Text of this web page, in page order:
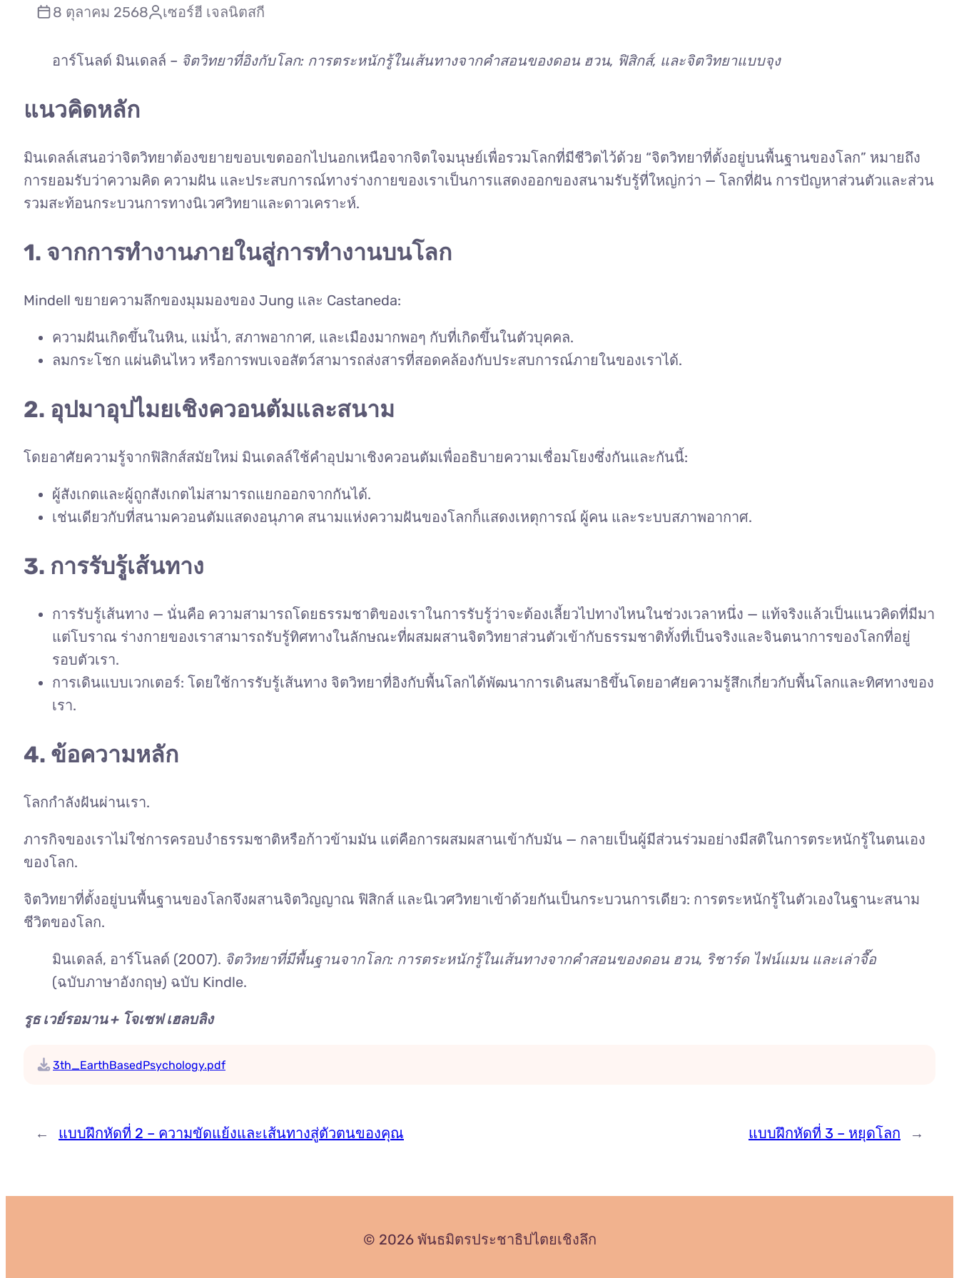
8 ตุลาคม 2568 เซอร์ฮี เจลนิตสกี
อาร์โนลด์ มินเดลล์ – จิตวิทยาที่อิงกับโลก: การตระหนักรู้ในเส้นทางจากคำสอนของดอน ฮวน, ฟิสิกส์, และจิตวิทยาแบบจุง
แนวคิดหลัก
มินเดลล์เสนอว่าจิตวิทยาต้องขยายขอบเขตออกไปนอกเหนือจากจิตใจมนุษย์เพื่อรวมโลกที่มีชีวิตไว้ด้วย “จิตวิทยาที่ตั้งอยู่บนพื้นฐานของโลก” หมายถึง
การยอมรับว่าความคิด ความฝัน และประสบการณ์ทางร่างกายของเราเป็นการแสดงออกของสนามรับรู้ที่ใหญ่กว่า — โลกที่ฝัน การปัญหาส่วนตัวและส่วน
รวมสะท้อนกระบวนการทางนิเวศวิทยาและดาวเคราะห์.
1. จากการทำงานภายในสู่การทำงานบนโลก
Mindell ขยายความลึกของมุมมองของ Jung และ Castaneda:
ความฝันเกิดขึ้นในหิน, แม่น้ำ, สภาพอากาศ, และเมืองมากพอๆ กับที่เกิดขึ้นในตัวบุคคล.
ลมกระโชก แผ่นดินไหว หรือการพบเจอสัตว์สามารถส่งสารที่สอดคล้องกับประสบการณ์ภายในของเราได้.
2. อุปมาอุปไมยเชิงควอนตัมและสนาม
โดยอาศัยความรู้จากฟิสิกส์สมัยใหม่ มินเดลล์ใช้คำอุปมาเชิงควอนตัมเพื่ออธิบายความเชื่อมโยงซึ่งกันและกันนี้:
ผู้สังเกตและผู้ถูกสังเกตไม่สามารถแยกออกจากกันได้.
เช่นเดียวกับที่สนามควอนตัมแสดงอนุภาค สนามแห่งความฝันของโลกก็แสดงเหตุการณ์ ผู้คน และระบบสภาพอากาศ.
3. การรับรู้เส้นทาง
การรับรู้เส้นทาง — นั่นคือ ความสามารถโดยธรรมชาติของเราในการรับรู้ว่าจะต้องเลี้ยวไปทางไหนในช่วงเวลาหนึ่ง — แท้จริงแล้วเป็นแนวคิดที่มีมา
แต่โบราณ ร่างกายของเราสามารถรับรู้ทิศทางในลักษณะที่ผสมผสานจิตวิทยาส่วนตัวเข้ากับธรรมชาติทั้งที่เป็นจริงและจินตนาการของโลกที่อยู่
รอบตัวเรา.
การเดินแบบเวกเตอร์: โดยใช้การรับรู้เส้นทาง จิตวิทยาที่อิงกับพื้นโลกได้พัฒนาการเดินสมาธิขึ้นโดยอาศัยความรู้สึกเกี่ยวกับพื้นโลกและทิศทางของ
เรา.
4. ข้อความหลัก
โลกกำลังฝันผ่านเรา.
ภารกิจของเราไม่ใช่การครอบงำธรรมชาติหรือก้าวข้ามมัน แต่คือการผสมผสานเข้ากับมัน — กลายเป็นผู้มีส่วนร่วมอย่างมีสติในการตระหนักรู้ในตนเอง
ของโลก.
จิตวิทยาที่ตั้งอยู่บนพื้นฐานของโลกจึงผสานจิตวิญญาณ ฟิสิกส์ และนิเวศวิทยาเข้าด้วยกันเป็นกระบวนการเดียว: การตระหนักรู้ในตัวเองในฐานะสนาม
ชีวิตของโลก.
มินเดลล์, อาร์โนลด์ (2007). จิตวิทยาที่มีพื้นฐานจากโลก: การตระหนักรู้ในเส้นทางจากคำสอนของดอน ฮวน, ริชาร์ด ไฟน์แมน และเล่าจื๊อ
(ฉบับภาษาอังกฤษ) ฉบับ Kindle.
รูธ เวย์รอมาน + โจเซฟ เฮลบลิง
3th_EarthBasedPsychology.pdf
← แบบฝึกหัดที่ 2 – ความขัดแย้งและเส้นทางสู่ตัวตนของคุณ แบบฝึกหัดที่ 3 – หยุดโลก →
© 2026 พันธมิตรประชาธิปไตยเชิงลึก